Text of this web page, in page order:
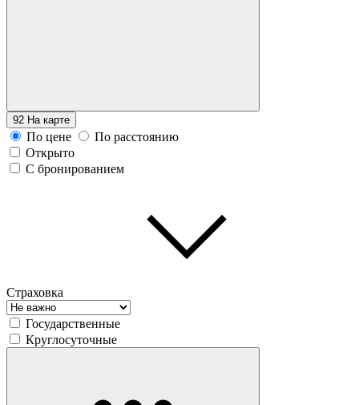
92 На карте
По цене
По расстоянию
Открыто
С бронированием
Страховка
Государственные
Круглосуточные